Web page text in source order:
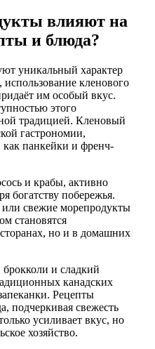
влияют на
и блюда?
уникальный характер
кленового
им особый вкус.
этого
традицией. Кленовый
гастрономии,
как панкейки и френч-
и крабы, активно
богатству побережья.
свежие морепродукты
становятся
но и в домашних
и сладкий
канадских
Рецепты
подчеркивая свежесть
усиливает вкус, но
хозяйство.